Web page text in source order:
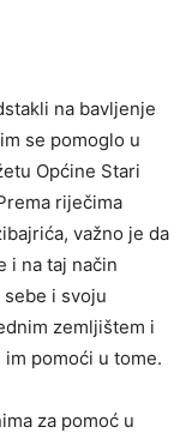
na bavljenje
se pomoglo u
Općine Stari
riječima
važno je da
i na taj način
i svoju
zemljištem i
pomoći u tome.
za pomoć u